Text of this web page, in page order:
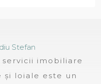
imobiliare
și loiale este un